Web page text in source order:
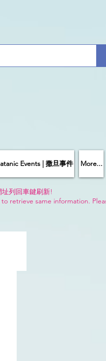
Events | 撒旦事件 More...
列回車鍵刷新!
retrieve same information.